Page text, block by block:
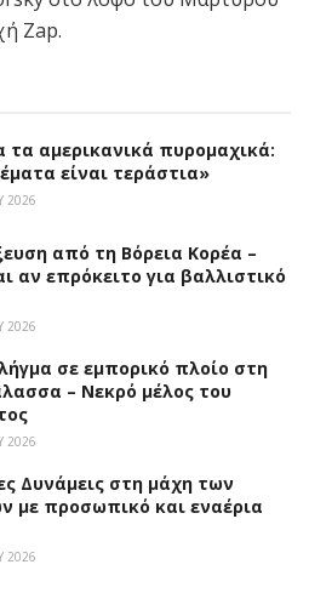
Zap.
τα αμερικανικά πυρομαχικά:
είναι τεράστια»
2026
από τη Βόρεια Κορέα –
αν επρόκειτο για βαλλιστικό
2026
σε εμπορικό πλοίο στη
– Νεκρό μέλος του
2026
Δυνάμεις στη μάχη των
με προσωπικό και εναέρια
2026